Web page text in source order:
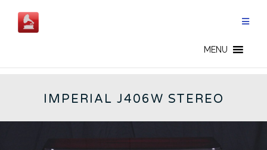
contenu
MENU
IMPERIAL J406W STEREO